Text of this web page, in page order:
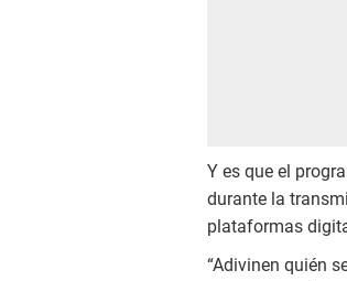
Y es que el
durante la
plataformas
“Adivinen quién